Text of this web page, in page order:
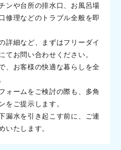
ンや台所の排水口、お風呂場
修理などのトラブル全般を即
詳細など、まずはフリーダイ
てお問い合わせください。
、お客様の快適な暮らしを全
ォームをご検討の際も、多角
をご提示します。
漏水を引き起こす前に、ご連
いたします。